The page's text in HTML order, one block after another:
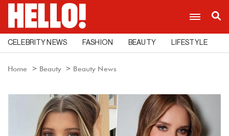
CELEBRITY NEWS FASHION BEAUTY LIFESTYLE
Home Beauty Beauty News